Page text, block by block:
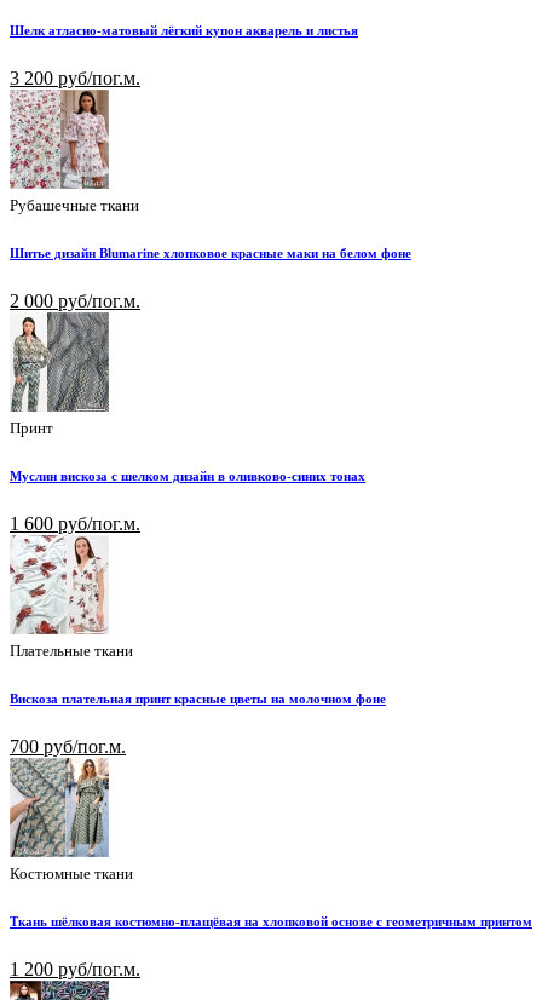
Шелк атласно-матовый лёгкий купон акварель и листья
3 200 руб/пог.м.
Рубашечные ткани
Шитье дизайн Blumarine хлопковое красные маки на белом фоне
2 000 руб/пог.м.
Принт
Муслин вискоза с шелком дизайн в оливково-синих тонах
1 600 руб/пог.м.
Плательные ткани
Вискоза плательная принт красные цветы на молочном фоне
700 руб/пог.м.
Костюмные ткани
Ткань шёлковая костюмно-плащёвая на хлопковой основе с геометричным принтом
1 200 руб/пог.м.